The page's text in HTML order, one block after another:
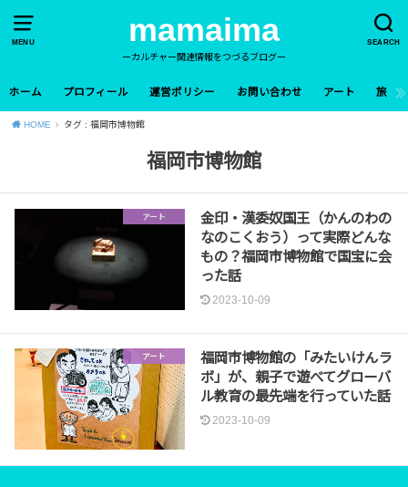
MENU SEARCH
mamaima
ーカルチャー関連情報をつづるブログー
ホーム プロフィール 運営ポリシー お問い合わせ アート 旅
HOME タグ : 福岡市博物館
福岡市博物館
アート
金印・漢委奴国王（かんのわの
なのこくおう）って実際どんな
もの？福岡市博物館で国宝に会
った話
2023-10-09
アート
福岡市博物館の「みたいけんラ
ボ」が、親子で遊べてグローバ
ル教育の最先端を行っていた話
2023-10-09